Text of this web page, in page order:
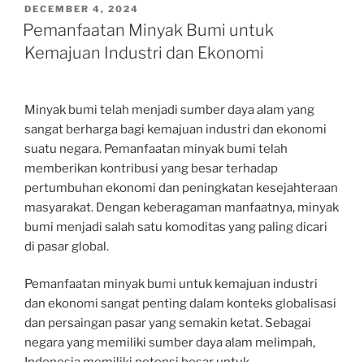
POSTED
ON
DECEMBER 4, 2024
Pemanfaatan Minyak Bumi untuk
Kemajuan Industri dan Ekonomi
Minyak bumi telah menjadi sumber daya alam yang
sangat berharga bagi kemajuan industri dan ekonomi
suatu negara. Pemanfaatan minyak bumi telah
memberikan kontribusi yang besar terhadap
pertumbuhan ekonomi dan peningkatan kesejahteraan
masyarakat. Dengan keberagaman manfaatnya, minyak
bumi menjadi salah satu komoditas yang paling dicari
di pasar global.
Pemanfaatan minyak bumi untuk kemajuan industri
dan ekonomi sangat penting dalam konteks globalisasi
dan persaingan pasar yang semakin ketat. Sebagai
negara yang memiliki sumber daya alam melimpah,